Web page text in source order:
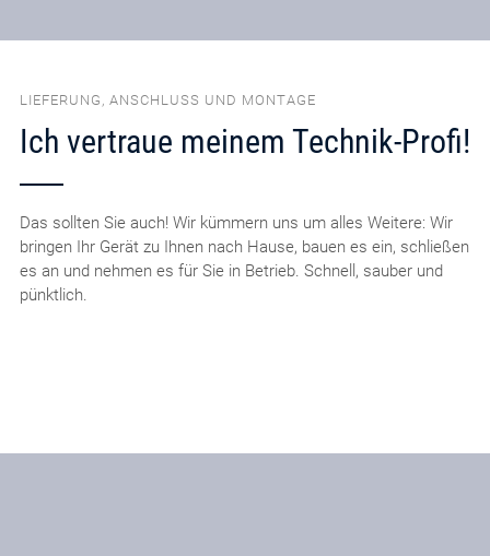
LIEFERUNG, ANSCHLUSS UND MONTAGE
Ich vertraue meinem Technik-Profi!
Das sollten Sie auch! Wir kümmern uns um alles Weitere: Wir
bringen Ihr Gerät zu Ihnen nach Hause, bauen es ein, schließen
es an und nehmen es für Sie in Betrieb. Schnell, sauber und
pünktlich.